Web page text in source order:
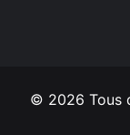
© 2026 Tous